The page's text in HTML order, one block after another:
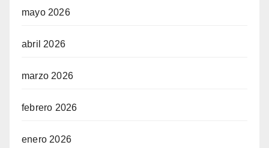
mayo 2026
abril 2026
marzo 2026
febrero 2026
enero 2026